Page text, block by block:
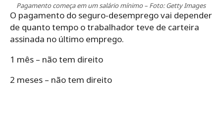
Pagamento começa em um salário mínimo – Foto: Getty Images
O pagamento do seguro-desemprego vai depender
de quanto tempo o trabalhador teve de carteira
assinada no último emprego.
1 mês – não tem direito
2 meses – não tem direito